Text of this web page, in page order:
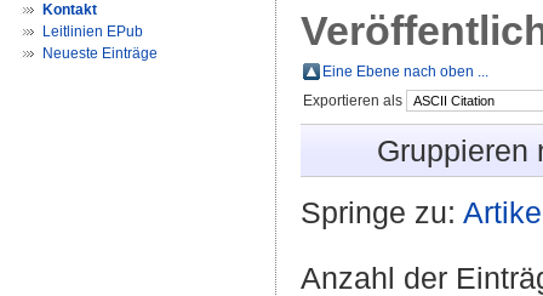
Kontakt
Leitlinien EPub
Neueste Einträge
Eine Ebene nach oben ...
Exportieren als
Gruppieren
Springe zu:
Anzahl der